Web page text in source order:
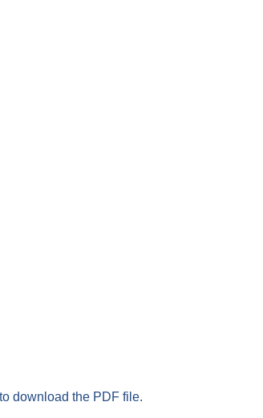
download the PDF file.